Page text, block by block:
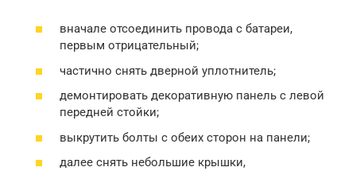
вначале отсоединить провода с батареи,
первым отрицательный;
частично снять дверной уплотнитель;
демонтировать декоративную панель с левой
передней стойки;
выкрутить болты с обеих сторон на панели;
далее снять небольшие крышки,